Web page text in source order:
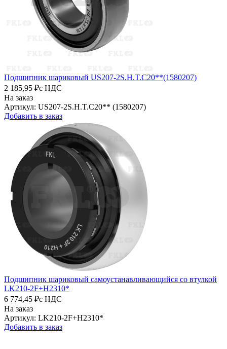
Подшипник шариковый US207-2S.H.T.C20**(1580207)
2 185,95 ₽с НДС
На заказ
Артикул: US207-2S.H.T.C20** (1580207)
Добавить в заказ
Подшипник шариковый самоустанавливающийся со втулкой
LK210-2F+H2310*
6 774,45 ₽с НДС
На заказ
Артикул: LK210-2F+H2310*
Добавить в заказ